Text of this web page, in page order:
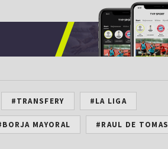
#TRANSFERY #LA LIGA
MAYORAL #RAUL DE TOMAS